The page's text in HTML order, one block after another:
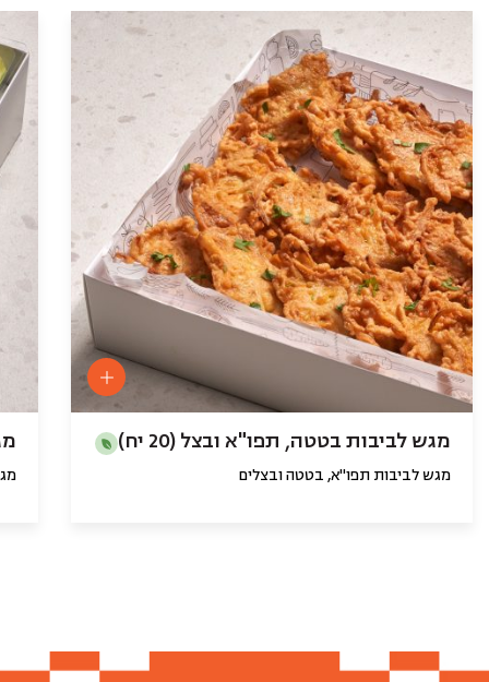
מגש לביבות בטטה, תפו"א ובצל (20 יח)
מגש לביבות תפו"א, בטטה ובצלים